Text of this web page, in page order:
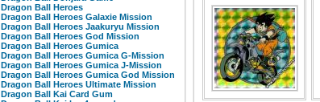
Dragon Ball Heroes
Dragon Ball Heroes Galaxie Mission
Dragon Ball Heroes Jaakuryu Mission
Dragon Ball Heroes God Mission
Dragon Ball Heroes Gumica
Dragon Ball Heroes Gumica G-Mission
Dragon Ball Heroes Gumica J-Mission
Dragon Ball Heroes Gumica God Mission
Dragon Ball Heroes Ultimate Mission
Dragon Ball Kai Card Gum